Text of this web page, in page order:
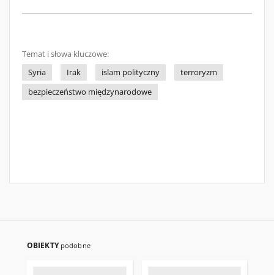
Temat i słowa kluczowe:
Syria
Irak islam polityczny
terroryzm
bezpieczeństwo międzynarodowe
OBIEKTY podobne